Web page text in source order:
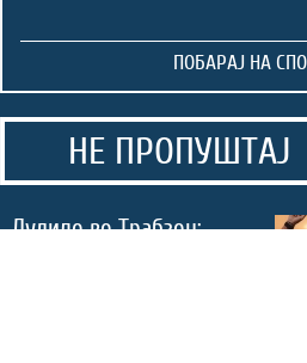
НЕ ПРОПУШТАЈ
Лудило во Трабзон: